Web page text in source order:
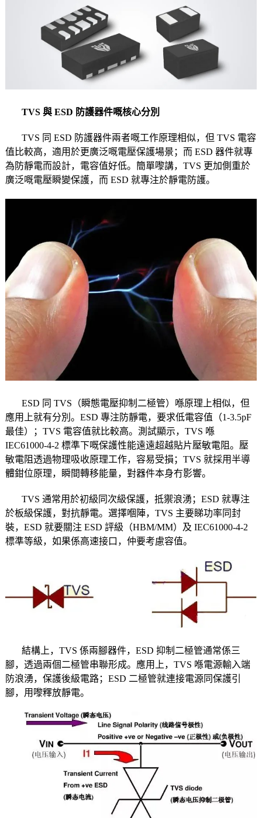
TVS 與 ESD 防護器件嘅核心分別
TVS 同 ESD 防護器件兩者嘅工作原理相似，但 TVS 電容
值比較高，適用於更廣泛嘅電壓保護場景；而 ESD 器件就專
為防靜電而設計，電容值好低。簡單嚟講，TVS 更加側重於
廣泛嘅電壓瞬變保護，而 ESD 就專注於靜電防護。
ESD 同 TVS（瞬態電壓抑制二極管）喺原理上相似，但
應用上就有分別。ESD 專注防靜電，要求低電容值（1-3.5pF
最佳）；TVS 電容值就比較高。測試顯示，TVS 喺
IEC61000-4-2 標準下嘅保護性能遠遠超越貼片壓敏電阻。壓
敏電阻透過物理吸收原理工作，容易受損；TVS 就採用半導
體鉗位原理，瞬間轉移能量，對器件本身冇影響。
TVS 通常用於初級同次級保護，抵禦浪湧；ESD 就專注
於板級保護，對抗靜電。選擇嗰陣，TVS 主要睇功率同封
裝，ESD 就要關注 ESD 評級（HBM/MM）及 IEC61000-4-2
標準等級，如果係高速接口，仲要考慮容值。
結構上，TVS 係兩腳器件，ESD 抑制二極管通常係三
腳，透過兩個二極管串聯形成。應用上，TVS 喺電源輸入端
防浪湧，保護後級電路；ESD 二極管就連接電源同保護引
腳，用嚟釋放靜電。